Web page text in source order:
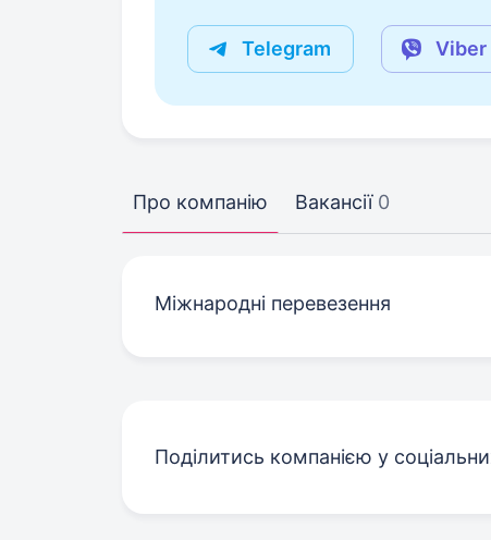
Telegram Viber
Про компанію Вакансії 0
Міжнародні перевезення
Поділитись компанією у